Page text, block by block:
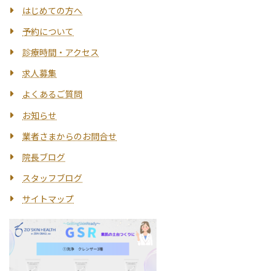
はじめての方へ
予約について
診療時間・アクセス
求人募集
よくあるご質問
お知らせ
業者さまからのお問合せ
院長ブログ
スタッフブログ
サイトマップ